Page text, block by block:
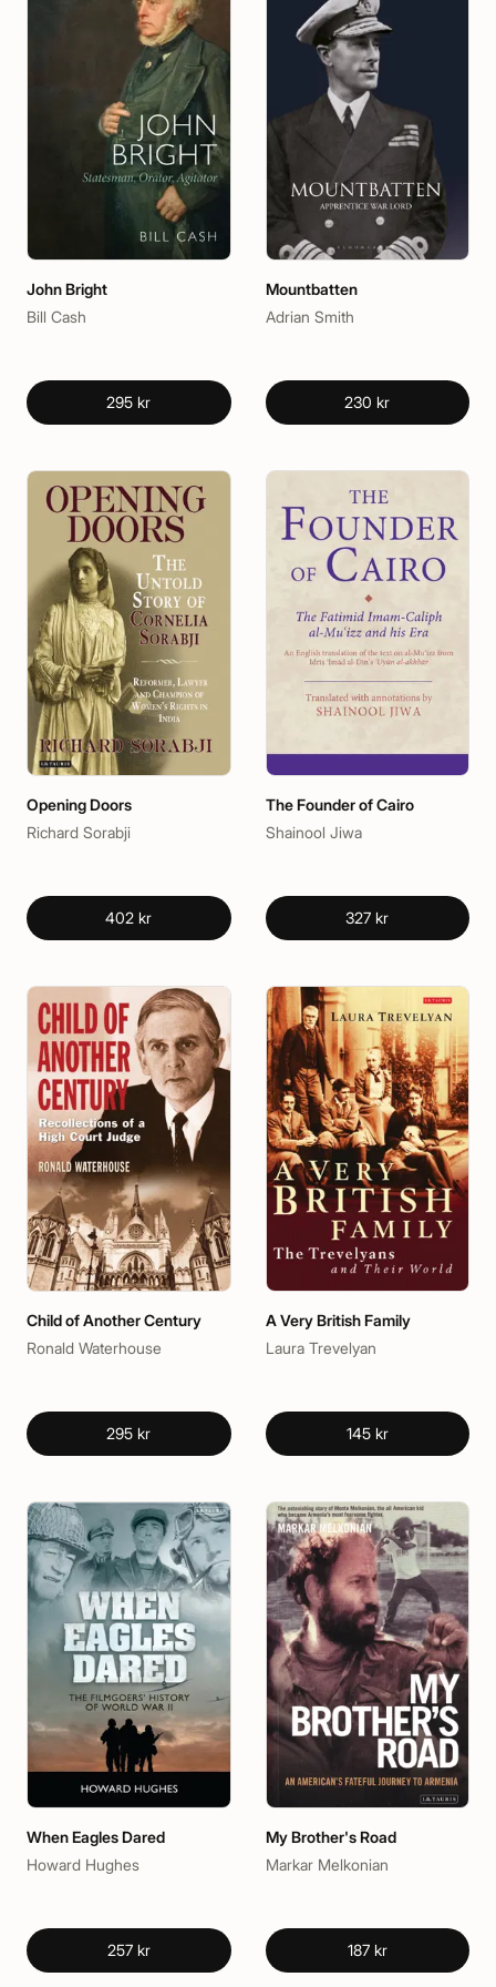
John Bright
Bill Cash
295 kr
Mountbatten
Adrian Smith
230 kr
Opening Doors
Richard Sorabji
402 kr
The Founder of Cairo
Shainool Jiwa
327 kr
Child of Another Century
Ronald Waterhouse
295 kr
A Very British Family
Laura Trevelyan
145 kr
When Eagles Dared
Howard Hughes
257 kr
My Brother's Road
Markar Melkonian
187 kr